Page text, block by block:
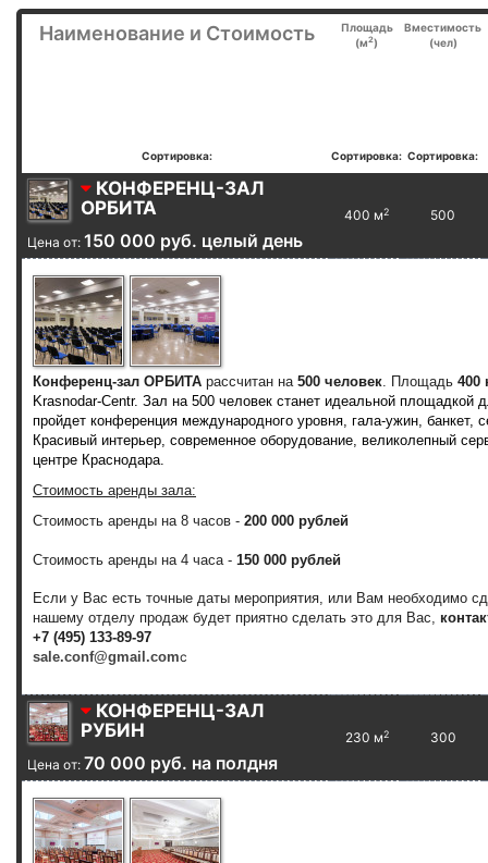
Наименование и Стоимость
Площадь
(м2)
Вместимость
(чел)
Сортировка: Сортировка: Сортировка:
КОНФЕРЕНЦ-ЗАЛ
ОРБИТА
Цена от: 150 000 руб. целый день
400 м2 500
Конференц-зал ОРБИТА рассчитан на 500 человек. Площадь 400
Krasnodar-Centr. Зал на 500 человек станет идеальной площадкой
пройдет конференция международного уровня, гала-ужин, банкет,
Красивый интерьер, современное оборудование, великолепный
центре Краснодара.
Стоимость аренды зала:
Стоимость аренды на 8 часов - 200 000 рублей
Стоимость аренды на 4 часа - 150 000 рублей
Если у Вас есть точные даты мероприятия, или Вам необходимо
нашему отделу продаж будет приятно сделать это для Вас,
+7 (495) 133-89-97
sale.conf@gmail.comс
КОНФЕРЕНЦ-ЗАЛ
РУБИН
Цена от: 70 000 руб. на полдня
230 м2 300